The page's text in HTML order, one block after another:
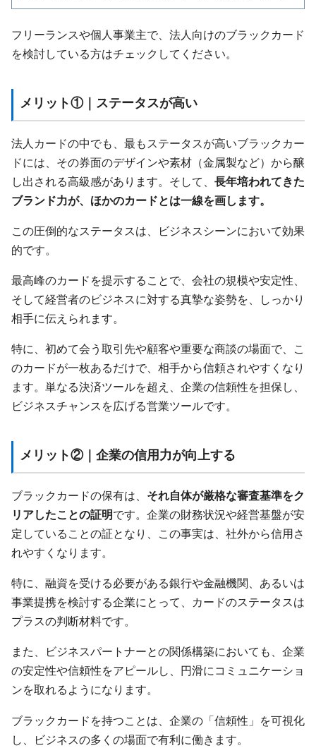
フリーランスや個人事業主で、法人向けのブラックカード
を検討している方はチェックしてください。
メリット①｜ステータスが高い
法人カードの中でも、最もステータスが高いブラックカー
ドには、その券面のデザインや素材（金属製など）から醸
し出される高級感があります。そして、 長年培われてきた
ブランド力が、ほかのカードとは一線を画します。
この圧倒的なステータスは、ビジネスシーンにおいて効果
的です。
最高峰のカードを提示することで、会社の規模や安定性、
そして経営者のビジネスに対する真摯な姿勢を、しっかり
相手に伝えられます。
特に、初めて会う取引先や顧客や重要な商談の場面で、こ
のカードが一枚あるだけで、相手から信頼されやすくなり
ます。単なる決済ツールを超え、企業の信頼性を担保し、
ビジネスチャンスを広げる営業ツールです。
メリット②｜企業の信用力が向上する
ブラックカードの保有は、 それ自体が厳格な審査基準をク
リアしたことの証明です。企業の財務状況や経営基盤が安
定していることの証となり、この事実は、社外から信用さ
れやすくなります。
特に、融資を受ける必要がある銀行や金融機関、あるいは
事業提携を検討する企業にとって、カードのステータスは
プラスの判断材料です。
また、ビジネスパートナーとの関係構築においても、企業
の安定性や信頼性をアピールし、円滑にコミュニケーショ
ンを取れるようになります。
ブラックカードを持つことは、企業の「信頼性」を可視化
し、ビジネスの多くの場面で有利に働きます。